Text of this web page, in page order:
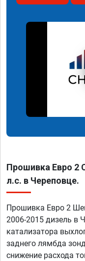
Прошивка Евро 2
л.с. в Череповце.
Прошивка Евро 2
2006-2015 дизель в
катализатора
заднего лямбда
снижение расхода